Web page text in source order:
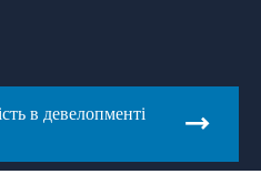
в девелопменті